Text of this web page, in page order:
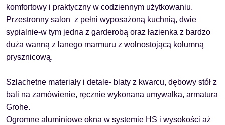
komfortowy i praktyczny w codziennym użytkowaniu.
Przestronny salon z pełni wyposażoną kuchnią, dwie
sypialnie-w tym jedna z garderobą oraz łazienka z bardzo
duża wanną z lanego marmuru z wolnostojącą kolumną
prysznicową.
Szlachetne materiały i detale- blaty z kwarcu, dębowy stół z
bali na zamówienie, ręcznie wykonana umywalka, armatura
Grohe.
Ogromne aluminiowe okna w systemie HS i wysokości aż